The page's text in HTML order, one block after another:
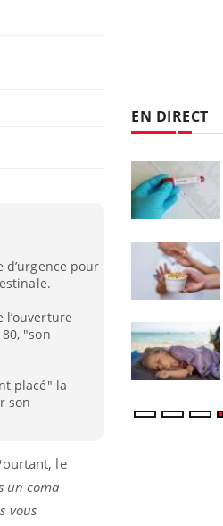
pour
l’ouverture
"son
placé" la
son
le
un coma
vous
EN DIRECT
elle reste dans
pendant 42 jours
par un
une petite fille